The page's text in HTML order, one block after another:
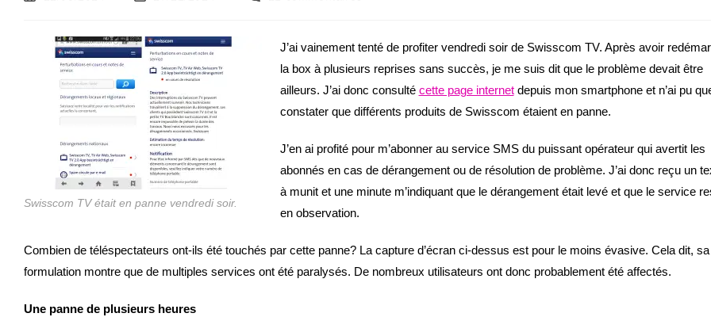
la
publication :
Swisscom TV était en panne vendredi soir.
J’ai vainement tenté de profiter vendredi soir de Swisscom TV. Après avoir
la box à plusieurs reprises sans succès, je me suis dit que le problème devait être
ailleurs. J’ai donc consulté cette page internetdepuis mon smartphone et n’ai pu
constater que différents produits de Swisscom étaient en panne.
J’en ai profité pour m’abonner au service SMS du puissant opérateur qui avertit les
abonnés en cas de dérangement ou de résolution de problème. J’ai donc reçu un
à munit et une minute m’indiquant que le dérangement était levé et que le service
en observation.
Combien de téléspectateurs ont-ils été touchés par cette panne? La capture d’écran ci-dessus est pour le moins évasive. Cela dit, sa
formulation montre que de multiples services ont été paralysés. De nombreux utilisateurs ont donc probablement été affectés.
Une panne de plusieurs heures